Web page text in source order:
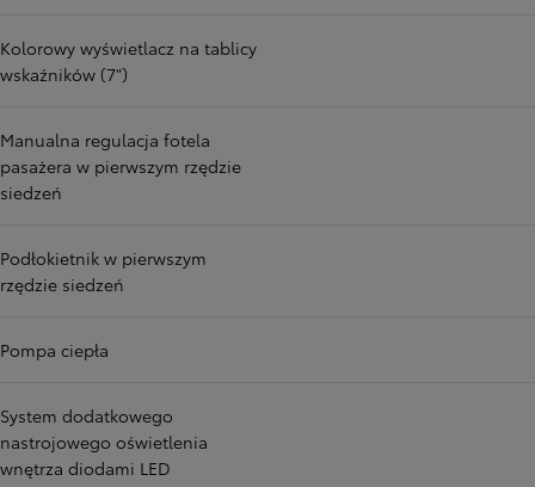
Kolorowy wyświetlacz na tablicy
wskaźników (7")
Manualna regulacja fotela
pasażera w pierwszym rzędzie
siedzeń
Podłokietnik w pierwszym
rzędzie siedzeń
Pompa ciepła
System dodatkowego
nastrojowego oświetlenia
wnętrza diodami LED